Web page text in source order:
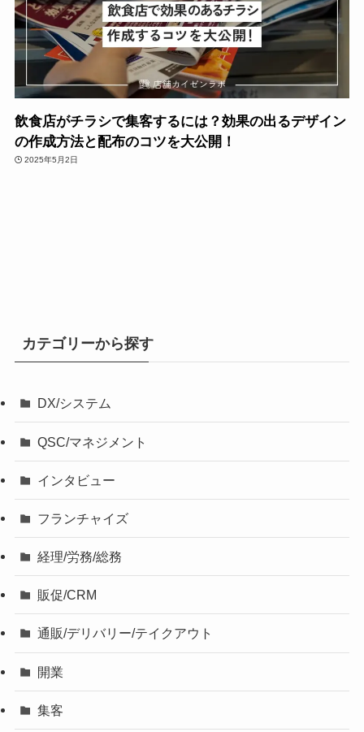
飲食店がチラシで集客するには？効果の出るデザイン
の作成方法と配布のコツを大公開！
2025年5月2日
カテゴリーから探す
DX/システム
QSC/マネジメント
インタビュー
フランチャイズ
経理/労務/総務
販促/CRM
通販/デリバリー/テイクアウト
開業
集客